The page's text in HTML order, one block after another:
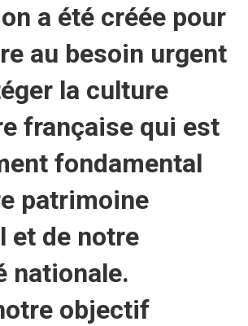
a été créée pour
au besoin urgent
la culture
française qui est
fondamental
patrimoine
et de notre
nationale.
objectif